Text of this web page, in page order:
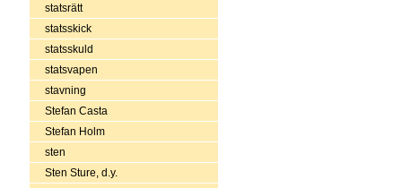
statsrätt
statsskick
statsskuld
statsvapen
stavning
Stefan Casta
Stefan Holm
sten
Sten Sture, d.y.